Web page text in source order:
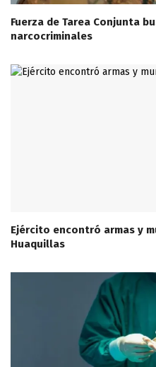
Fuerza de Tarea Conjunta
narcocriminales
Ejército encontró armas y
Huaquillas